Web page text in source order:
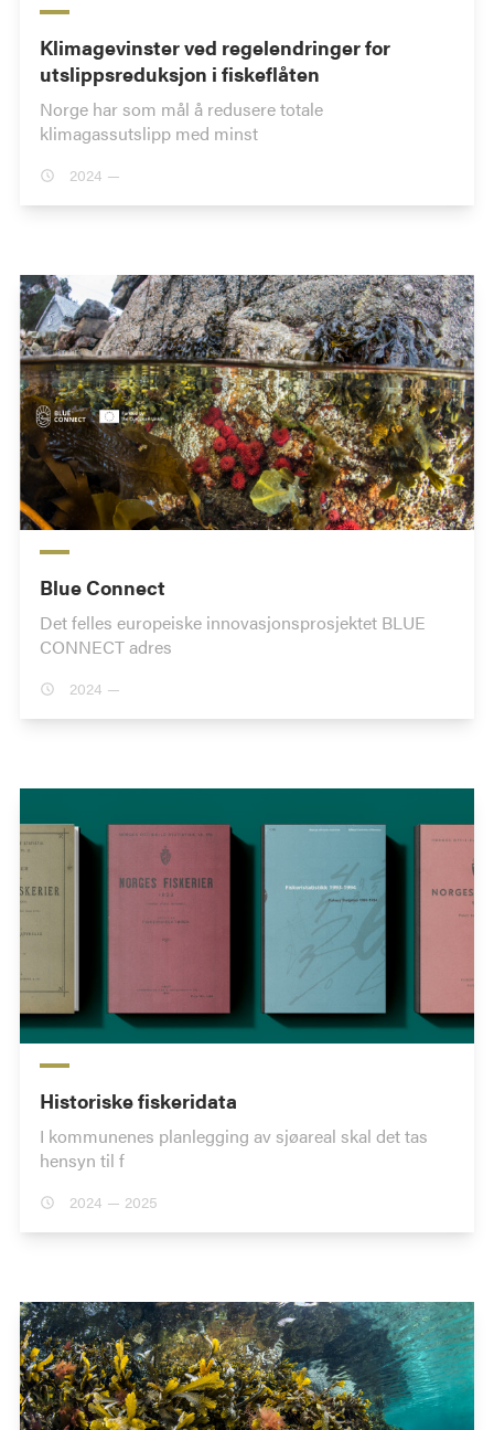
Klimagevinster ved regelendringer for
utslippsreduksjon i fiskeflåten
Norge har som mål å redusere totale
klimagassutslipp med minst
2024 —
Blue Connect
Det felles europeiske innovasjonsprosjektet BLUE
CONNECT adres
2024 —
Historiske fiskeridata
I kommunenes planlegging av sjøareal skal det tas
hensyn til f
2024 — 2025